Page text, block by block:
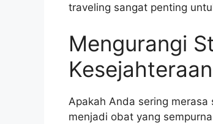
traveling sangat penting
Mengurangi
Kesejahteraan
Apakah Anda sering
menjadi obat yang